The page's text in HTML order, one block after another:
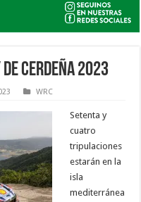
DE CERDEÑA 2023
WRC
Setenta y
cuatro
tripulaciones
estarán en la
isla
mediterránea